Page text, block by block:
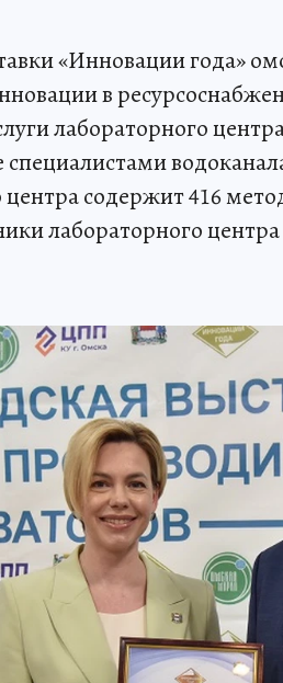
«Инновации года»
в
лабораторного
центра содержит 416
лабораторного